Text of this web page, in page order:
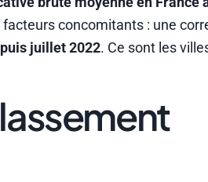
facteurs concomitants : une
juillet 2022. Ce sont les